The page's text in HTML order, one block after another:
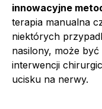
innowacyjne
terapia manualna
niektórych
nasilony, może
interwencji
ucisku na nerwy.